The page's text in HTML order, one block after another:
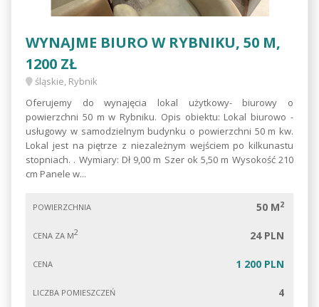
WYNAJME BIURO W RYBNIKU, 50 M,
1200 ZŁ
śląskie, Rybnik
Oferujemy do wynajęcia lokal użytkowy- biurowy o
powierzchni 50 m w Rybniku. Opis obiektu: Lokal biurowo -
usługowy w samodzielnym budynku o powierzchni 50 m kw.
Lokal jest na piętrze z niezależnym wejściem po kilkunastu
stopniach. . Wymiary: Dł 9,00 m Szer ok 5,50 m Wysokość 210
cm Panele w...
POWIERZCHNIA 50 M2
CENA ZA M2 24 PLN
CENA 1 200 PLN
LICZBA POMIESZCZEŃ 4